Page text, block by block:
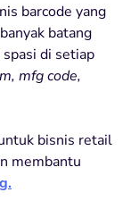
barcode yang
batang
di setiap
mfg code,
bisnis retail
membantu